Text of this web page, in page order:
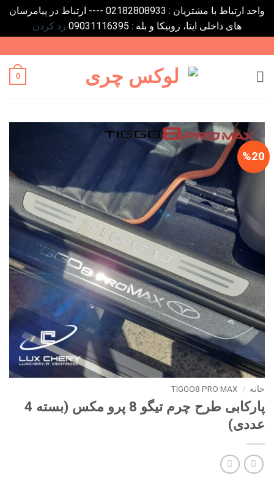
واحد ارتباط با مشتریان : 02182808933 ---- ارتباط در پیامرسان
های داخلی ایتا، روبیکا و بله : 09031116395
رد کردن
to
content
0
%20
خانه /
TIGGO8 PRO MAX
پارکابی طرح چرم تیگو 8 پرو مکس (بسته 4
عددی)